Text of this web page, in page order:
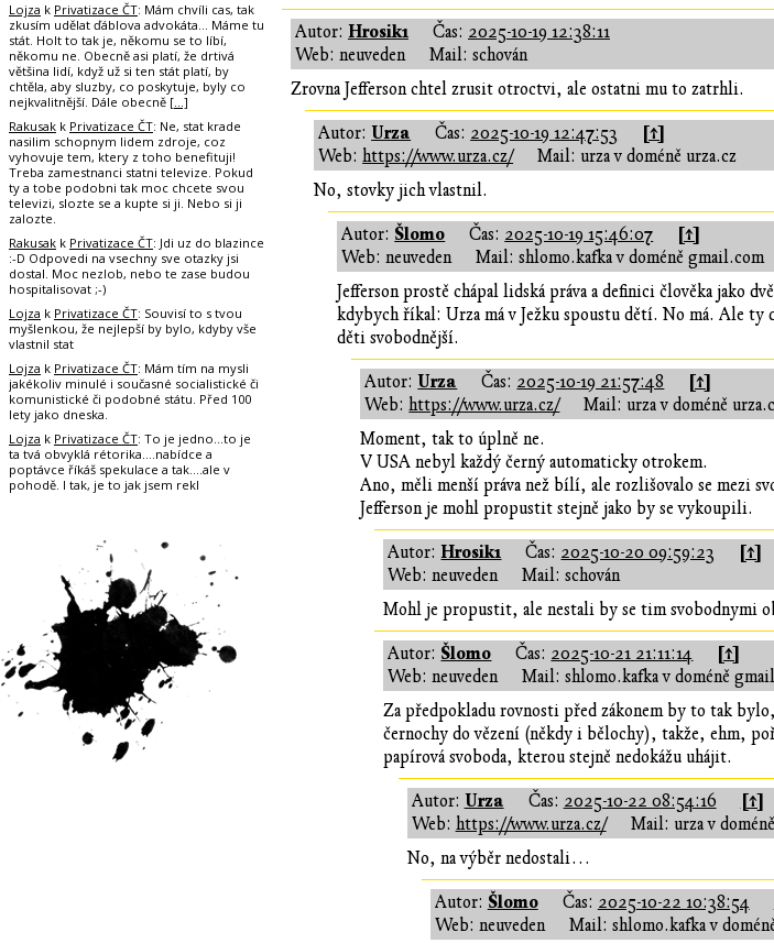
Autor: Hrosik1 Čas: 2025-10-19 12:38:11
Web: neuveden
Mail: schován
Zrovna Jefferson chtel zrusit otroctvi, ale ostatni mu to zatrhli.
Autor: Urza Čas: 2025-10-19 12:47:53 [↑]
Web:https://www.urza.cz/
Mail: urza v doméně urza.cz
No, stovky jich vlastnil.
Autor: Šlomo Čas: 2025-10-19 15:46:07 [↑]
Web: neuveden
Mail: shlomo.kafka v doméně gmail.com
Jefferson prostě chápal lidská práva a definici člověka jako
kdybych říkal: Urza má v Ježku spoustu dětí. No má. Ale
děti svobodnější.
Autor: Urza Čas: 2025-10-19 21:57:48 [↑]
Web:https://www.urza.cz/
Mail: urza v doméně
Moment, tak to úplně ne.
V USA nebyl každý černý automaticky otrokem.
Ano, měli menší práva než bílí, ale rozlišovalo se mezi
Jefferson je mohl propustit stejně jako by se vykoupili.
Autor:Hrosik1 Čas: 2025-10-20 09:59:23 [↑]
Web: neuveden
Mail: schován
Mohl je propustit, ale nestali by se tim svobodnymi
Autor: Šlomo Čas: 2025-10-21 21:11:14 [↑]
Web: neuveden
Mail: shlomo.kafka v doméně
Za předpokladu rovnosti před zákonem by to tak
černochy do vězení (někdy i bělochy), takže, ehm,
papírová svoboda, kterou stejně nedokážu uhájit.
Autor: Urza Čas: 2025-10-22 08:54:16 [↑]
Web: https://www.urza.cz/
Mail: urza v
No, na výběr nedostali…
Autor: Šlomo Čas: 2025-10-22 10:38:54
Web: neuveden
Mail: shlomo.kafka v
Lojza k Privatizace ČT: Mám chvíli cas, tak
zkusím udělat ďáblova advokáta... Máme tu
stát. Holt to tak je, někomu se to líbí,
někomu ne. Obecně asi platí, že drtivá
většina lidí, když už si ten stát platí, by
chtěla, aby sluzby, co poskytuje, byly co
nejkvalitnější. Dále obecně […]
Rakusak k Privatizace ČT: Ne, stat krade
nasilim schopnym lidem zdroje, coz
vyhovuje tem, ktery z toho benefituji!
Treba zamestnanci statni televize. Pokud
ty a tobe podobni tak moc chcete svou
televizi, slozte se a kupte si ji. Nebo si ji
zalozte.
Rakusak k Privatizace ČT: Jdi uz do blazince
:-D Odpovedi na vsechny sve otazky jsi
dostal. Moc nezlob, nebo te zase budou
hospitalisovat ;-)
Lojza k Privatizace ČT: Souvisí to s tvou
myšlenkou, že nejlepší by bylo, kdyby vše
vlastnil stat
Lojza k Privatizace ČT: Mám tím na mysli
jakékoliv minulé i současné socialistické či
komunistické či podobné státu. Před 100
lety jako dneska.
Lojza k Privatizace ČT: To je jedno...to je
ta tvá obvyklá rétorika....nabídce a
poptávce říkáš spekulace a tak....ale v
pohodě. I tak, je to jak jsem rekl